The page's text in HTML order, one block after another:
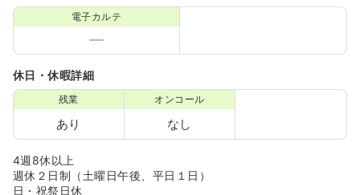
電子カルテ
休日・休暇詳細
残業
あり
オンコール
なし
4週8休以上
週休２日制（土曜日午後、平日１日）
日・祝祭日休